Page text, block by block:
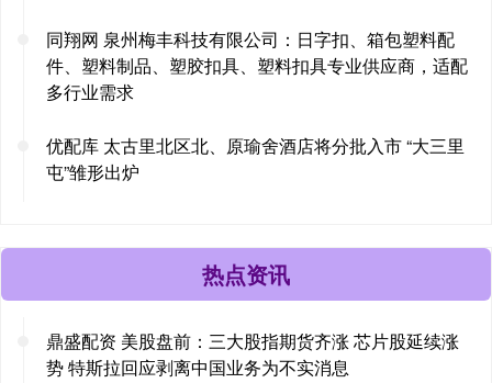
同翔网 泉州梅丰科技有限公司：日字扣、箱包塑料配
件、塑料制品、塑胶扣具、塑料扣具专业供应商，适配
多行业需求
优配库 太古里北区北、原瑜舍酒店将分批入市 “大三里
屯”雏形出炉
热点资讯
鼎盛配资 美股盘前：三大股指期货齐涨 芯片股延续涨
势 特斯拉回应剥离中国业务为不实消息